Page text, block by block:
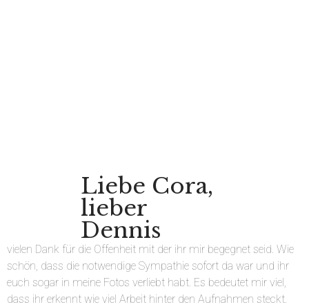
Liebe Cora,
lieber
Dennis
vielen Dank für die Offenheit mit der ihr mir begegnet seid. Wie
schön, dass die notwendige Sympathie sofort da war und ihr
euch sogar in meine Fotos verliebt habt. Es bedeutet mir viel,
dass ihr erkennt wie viel Arbeit hinter den Aufnahmen steckt.